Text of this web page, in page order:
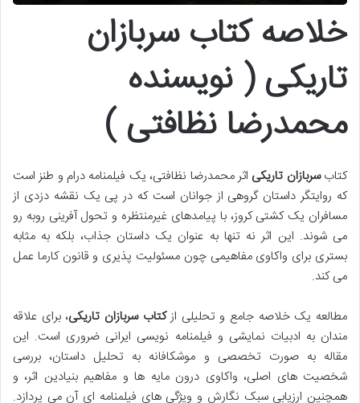
خلاصه کتاب سربازان
تاریکی ( نویسنده
محمدرضا نظافتی )
کتابسربازان تاریکی اثر محمدرضا نظافتی، یک فیلمنامه درام و طنز است
که روایتگر داستان گروهی از جوانان است که در پی یک نقشه دزدی از
مسافران یک کشتی کروز، با پیامدهای غیرمنتظره و تحول آفرینی روبه رو
می شوند. این اثر نه تنها به عنوان یک داستان جذاب، بلکه به مثابه
بستری برای واکاوی مفاهیمی چون مسئولیت پذیری و قانون کارما عمل
می کند.
مطالعه یک خلاصه جامع و تحلیلی ازکتاب سربازان تاریکی، برای علاقه
مندان به ادبیات نمایشی و فیلمنامه نویسی ایرانی ضروری است. این
مقاله به صورت تخصصی و موشکافانه به تحلیل داستان، بررسی
شخصیت های اصلی، واکاوی درون مایه ها و مفاهیم بنیادین اثر، و
همچنین ارزیابی سبک نگارش و ویژگی های فیلمنامه ای آن می پردازد.